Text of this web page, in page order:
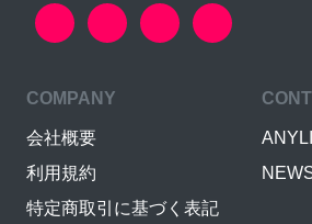
COMPANY
会社概要
利用規約
特定商取引に基づく表記